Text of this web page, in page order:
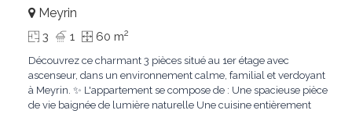
Meyrin
3 1 60 m2
Découvrez ce charmant 3 pièces situé au 1er étage avec
ascenseur, dans un environnement calme, familial et verdoyant
à Meyrin. ✨ L'appartement se compose de : Une spacieuse pièce
de vie baignée de lumière naturelle Une cuisine entièrement